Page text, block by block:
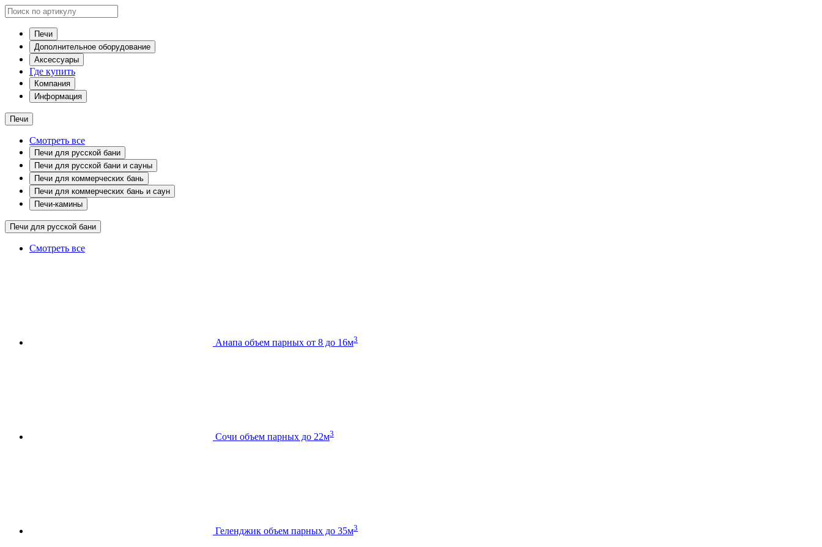
Печи
Дополнительное оборудование
Аксессуары
Где купить
Компания
Информация
Печи
Смотреть все
Печи для русской бани
Печи для русской бани и сауны
Печи для коммерческих бань
Печи для коммерческих бань и саун
Печи-камины
Печи для русской бани
Смотреть все
Анапа объем парных от 8 до 16м3
Сочи объем парных до 22м3
Геленджик объем парных до 35м3